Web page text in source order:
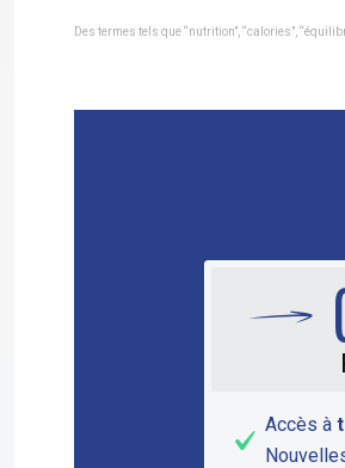
Des termes tels que “nutrition”, “calories”,
Accès à